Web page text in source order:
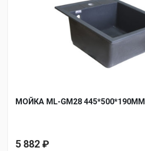
МОЙКА ML-GM28
5 882 ₽